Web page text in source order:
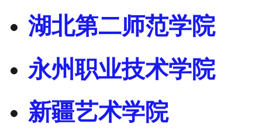
湖北第二师范学院
永州职业技术学院
新疆艺术学院